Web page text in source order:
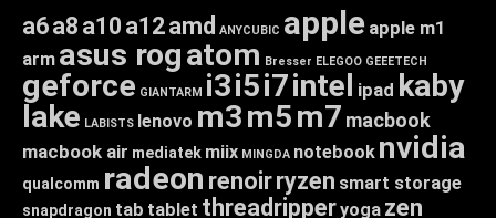
a6a8 a10 a12amd ANYCUBIC apple apple m1
arm asus rogatom Bresser ELEGOO GEEETECH
geforce GIANTARM i3i5i7intel ipad kaby
lake LABISTS lenovo m3m5m7 macbook
macbook air mediatek miix MINGDA notebook nvidia
qualcomm radeon renoirryzen smart storage
snapdragon tab tablet threadripperyoga zen